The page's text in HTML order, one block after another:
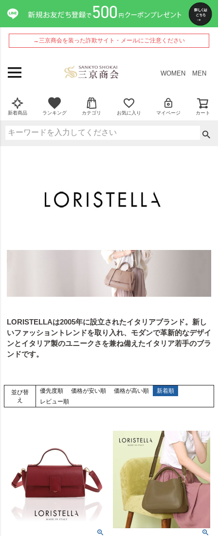
→三京商会を装った詐欺サイト・メールにご注意ください
WOMEN MEN
新着商品 ランキング カテゴリ お気に入り マイページ カート
LORISTELLAは2005年に設立されたイタリアブランド。新し
いファッショントレンドを取り入れ、モダンで革新的なデザイ
ンとイタリア製のユニークさを兼ね備えたイタリア若手のブラ
ンドです。
並び替
え
優先度順 価格が安い順 価格が高い順
新着順
レビュー順